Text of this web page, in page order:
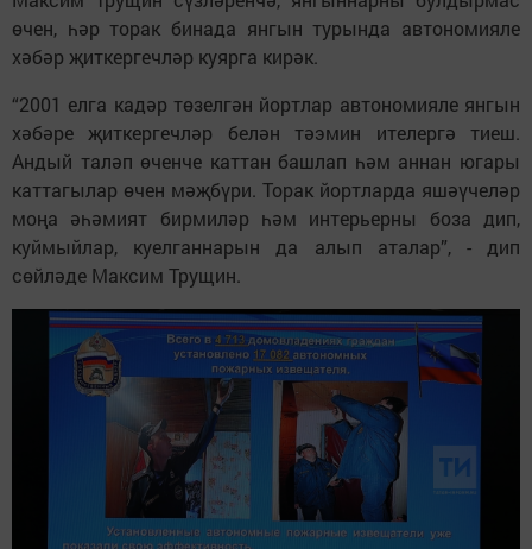
өчен, һәр торак бинада янгын турында автономияле
хәбәр җиткергечләр куярга кирәк.
“2001 елга кадәр төзелгән йортлар автономияле янгын
хәбәре җиткергечләр белән тәэмин ителергә тиеш.
Андый таләп өченче каттан башлап һәм аннан югары
каттагылар өчен мәҗбүри. Торак йортларда яшәүчеләр
моңа әһәмият бирмиләр һәм интерьерны боза дип,
куймыйлар, куелганнарын да алып аталар”, - дип
сөйләде Максим Трущин.